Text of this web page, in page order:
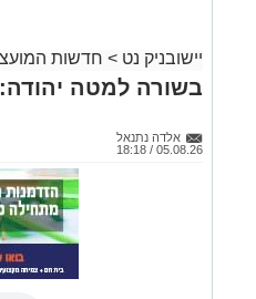
יישובניק נט > חדשות
בשורה למטה
אלדה נתנאל
05.08.26 / 18:18